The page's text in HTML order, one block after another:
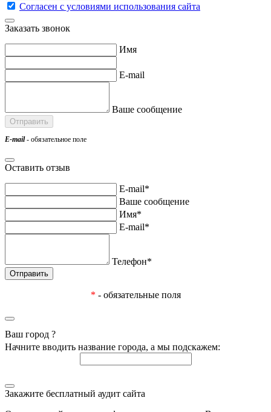
Согласен с условиями использования сайта
Заказать звонок
Имя
E-mail
Ваше сообщение
E-mail- обязательное поле
Оставить отзыв
E-mail*
Ваше сообщение
Имя*
E-mail*
Телефон*
* - обязательные поля
Ваш город ?
Начните вводить название города, а мы подскажем:
Закажите бесплатный аудит сайта